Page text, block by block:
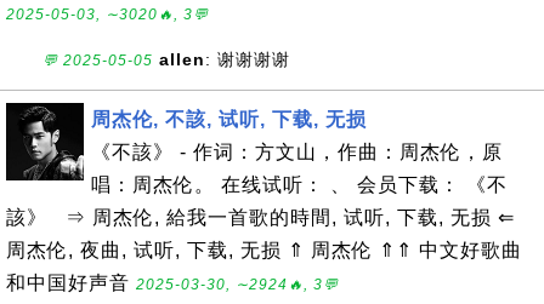
2025-05-03, ∼3020🔥, 3💬
💬 2025-05-05 allen: 谢谢谢谢
周杰伦, 不該, 试听, 下载, 无损
《不該》 - 作词：方文山，作曲：周杰伦，原
唱：周杰伦。 在线试听： 、 会员下载： 《不
該》 ⇒ 周杰伦, 給我一首歌的時間, 试听, 下载, 无损 ⇐
周杰伦, 夜曲, 试听, 下载, 无损 ⇑ 周杰伦 ⇑⇑ 中文好歌曲
和中国好声音 2025-03-30, ∼2924🔥, 3💬